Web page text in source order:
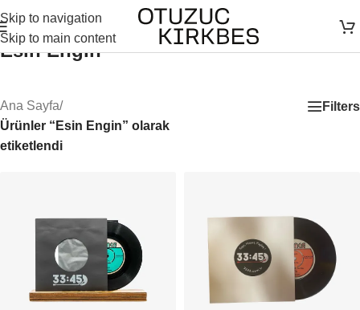
Skip to navigation
Skip to main content
Esin Engin
Ana Sayfa/
Ürünler “Esin Engin” olarak
etiketlendi
Filters